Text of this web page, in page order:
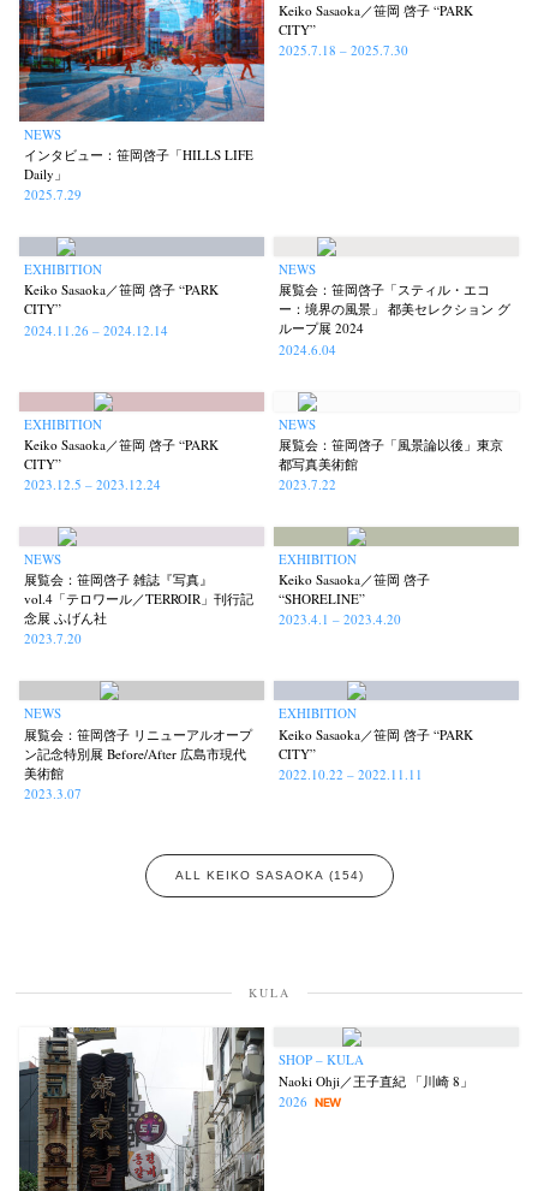
NEWS
インタビュー：笹岡啓子「HILLS LIFE
Daily」
2025.7.29
Keiko Sasaoka／笹岡 啓子 “PARK
CITY”
2025.7.18 – 2025.7.30
EXHIBITION
Keiko Sasaoka／笹岡 啓子 “PARK
CITY”
2024.11.26 – 2024.12.14
NEWS
展覧会：笹岡啓子「スティル・エコ
ー：境界の風景」 都美セレクション グ
ループ展 2024
2024.6.04
EXHIBITION
Keiko Sasaoka／笹岡 啓子 “PARK
CITY”
2023.12.5 – 2023.12.24
NEWS
展覧会：笹岡啓子「風景論以後」東京
都写真美術館
2023.7.22
NEWS
展覧会：笹岡啓子 雑誌『写真』
vol.4「テロワール／TERROIR」刊行記
念展 ふげん社
2023.7.20
EXHIBITION
Keiko Sasaoka／笹岡 啓子
“SHORELINE”
2023.4.1 – 2023.4.20
NEWS
展覧会：笹岡啓子 リニューアルオープ
ン記念特別展 Before/After 広島市現代
美術館
2023.3.07
EXHIBITION
Keiko Sasaoka／笹岡 啓子 “PARK
CITY”
2022.10.22 – 2022.11.11
ALL KEIKO SASAOKA (154)
KULA
SHOP – KULA
Naoki Ohji／王子直紀 「川崎 8」
2026 NEW